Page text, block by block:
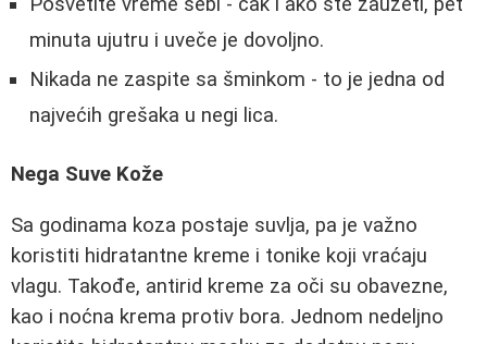
minuta ujutru i uveče je dovoljno.
Nikada ne zaspite sa šminkom - to je jedna od
najvećih grešaka u negi lica.
Nega Suve Kože
Sa godinama koza postaje suvlja, pa je važno
koristiti hidratantne kreme i tonike koji vraćaju
vlagu. Takođe, antirid kreme za oči su obavezne,
kao i noćna krema protiv bora. Jednom nedeljno